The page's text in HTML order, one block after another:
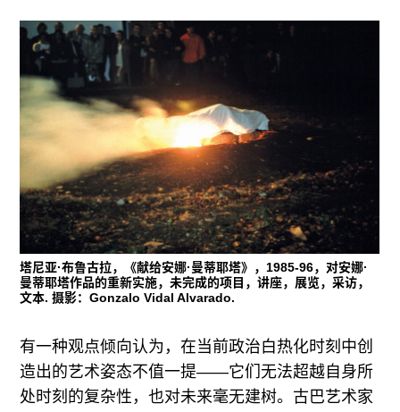
ENGLISH
ART & EDUCATION
广告
订阅
往期内容
联系我们
关注我们
塔尼亚·布鲁古拉，《献给安娜·曼蒂耶塔》，1985-96，对安娜·
曼蒂耶塔作品的重新实施，未完成的项目，讲座，展览，采访，
文本. 摄影：Gonzalo Vidal Alvarado.
有一种观点倾向认为，在当前政治白热化时刻中创
造出的艺术姿态不值一提——它们无法超越自身所
处时刻的复杂性，也对未来毫无建树。古巴艺术家